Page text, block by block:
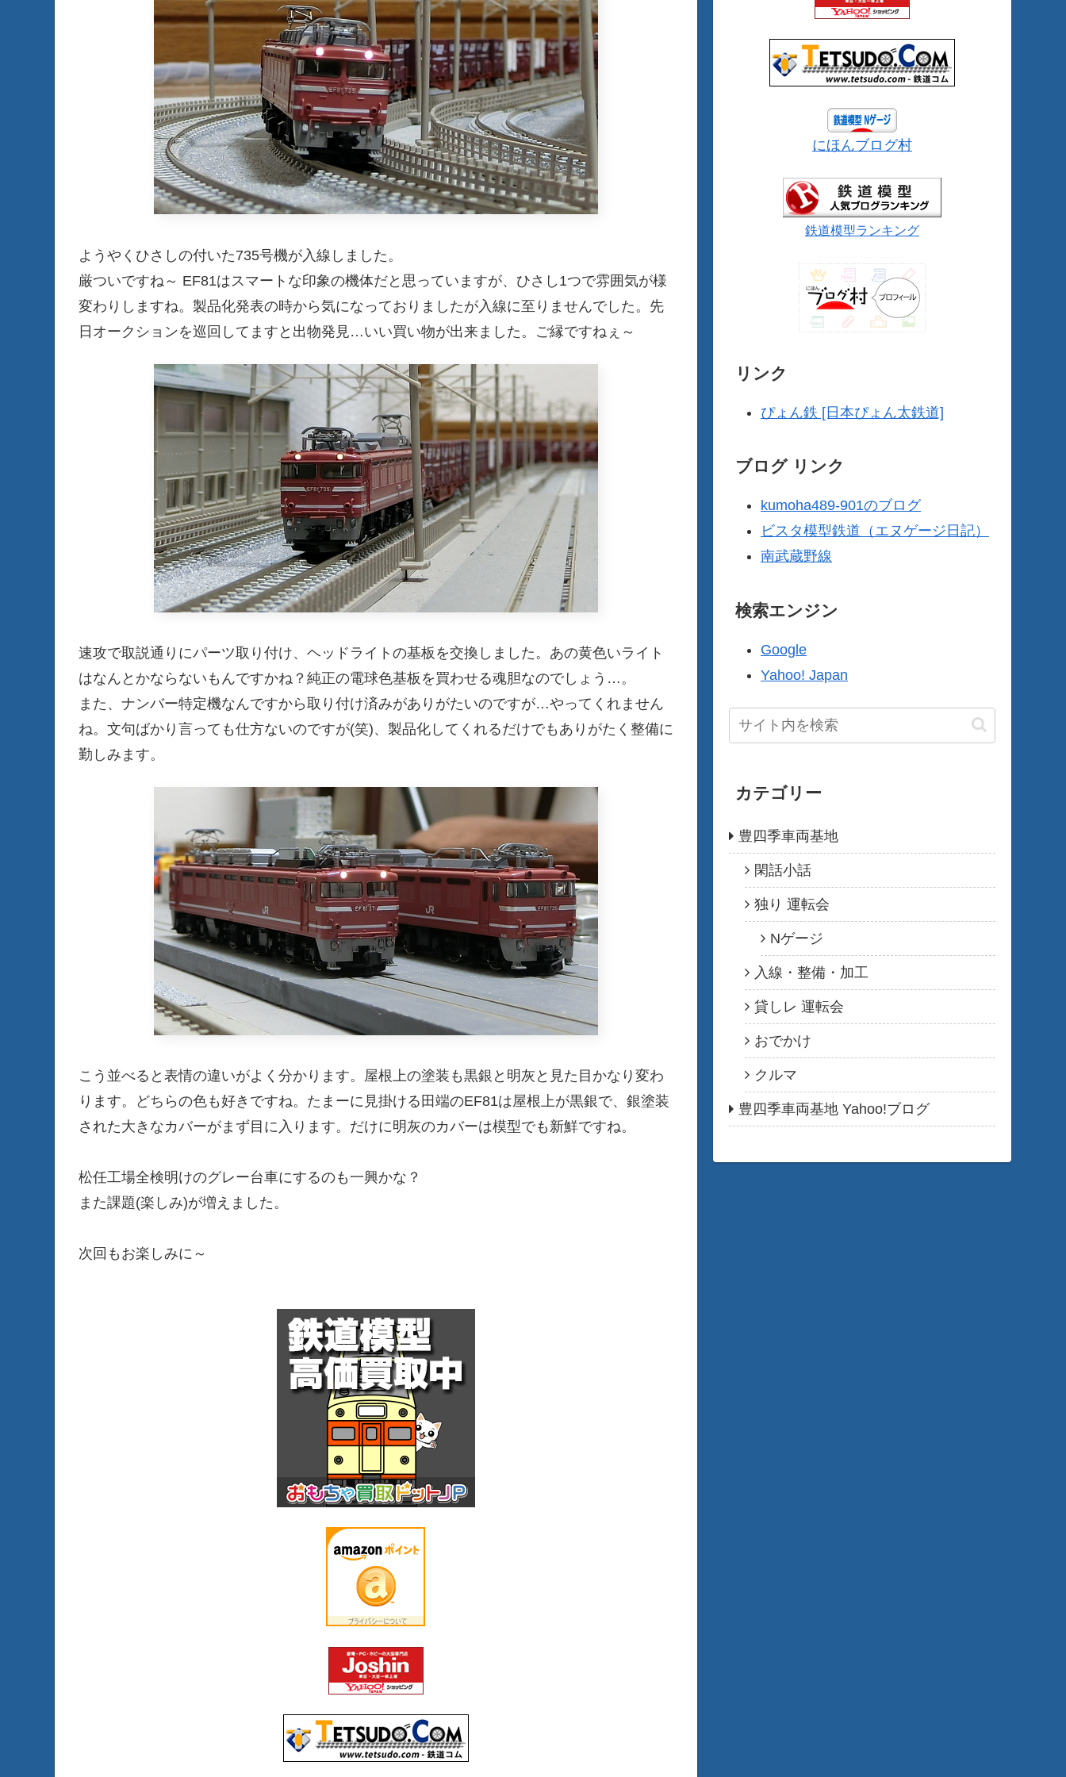
ようやくひさしの付いた735号機が入線しました。
厳ついですね～ EF81はスマートな印象の機体だと思っていますが、ひさし1つで雰囲気が様
変わりしますね。製品化発表の時から気になっておりましたが入線に至りませんでした。先
日オークションを巡回してますと出物発見…いい買い物が出来ました。ご縁ですねぇ～
速攻で取説通りにパーツ取り付け、ヘッドライトの基板を交換しました。あの黄色いライト
はなんとかならないもんですかね？純正の電球色基板を買わせる魂胆なのでしょう…。
また、ナンバー特定機なんですから取り付け済みがありがたいのですが…やってくれません
ね。文句ばかり言っても仕方ないのですが(笑)、製品化してくれるだけでもありがたく整備に
勤しみます。
こう並べると表情の違いがよく分かります。屋根上の塗装も黒銀と明灰と見た目かなり変わ
ります。どちらの色も好きですね。たまーに見掛ける田端のEF81は屋根上が黒銀で、銀塗装
された大きなカバーがまず目に入ります。だけに明灰のカバーは模型でも新鮮ですね。
松任工場全検明けのグレー台車にするのも一興かな？
また課題(楽しみ)が増えました。
次回もお楽しみに～
にほんブログ村
鉄道模型ランキング
リンク
ぴょん鉄 [日本ぴょん太鉄道]
ブログ リンク
kumoha489-901のブログ
ビスタ模型鉄道（エヌゲージ日記）
南武蔵野線
検索エンジン
Google
Yahoo! Japan
カテゴリー
豊四季車両基地
閑話小話
独り 運転会
Nゲージ
入線・整備・加工
貸しレ 運転会
おでかけ
クルマ
豊四季車両基地 Yahoo!ブログ